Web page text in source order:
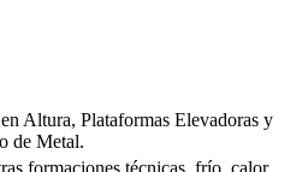
Altura, Plataformas Elevadoras y
de Metal.